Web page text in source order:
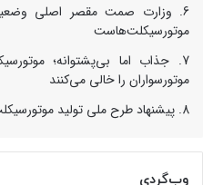
وزارت صمت مقصر اصلی
موتورسیکلت‌هاست
جذاب اما بی‌پشتوانه؛
موتورسواران را خالی می‌کنند
پیشنهاد طرح ملی تولید
وب‌گردی